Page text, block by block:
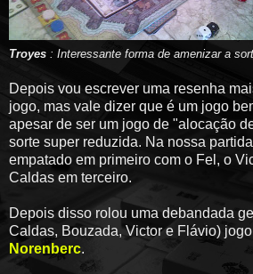
Troyes : Interessante forma de amenizar a
Depois vou escrever uma resenha
jogo, mas vale dizer que é um jogo
apesar de ser um jogo de "alocação
sorte super reduzida. Na nossa
empatado em primeiro com o Fel, o
Caldas em terceiro.
Depois disso rolou uma debandada
Caldas, Bouzada, Victor e Flávio)
Norenberc.